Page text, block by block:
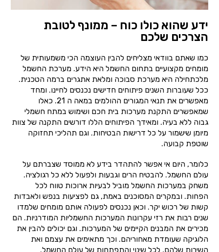
ידע שהוא כולו כוח – ממונף לטובת
הצרכים שלכם
כמו שאתם בוודאי מצליחים להבין העוצמה הכי משמעותית של
מומחים מקצועיים בתחום החשמל היא הידע. מערכת החשמל
מלכתחילה היא מערכת סבוכה ומלאת אתגרים ברמה הטכנית.
ככל שעוברות השנים פיתוחים חדישים נכנסים לחיינו. ומחד
מאפשרים את תנאי המגורים ההולמים במאה ה 21. כאלו
שמאפשרים התקנת מערכות בית חכם ושימוש במתח חשמלי
גבוה ללא בעיה. ומאידך הפיתוחים הללו דורשים התקנה של צוות
מיומן שישמור על כל דרישות הבטיחות. וגם תהליכי תחזוקה
שוטפת קבועה.
כלומר, היום אי אפשר להתהדר בידע לא ממוסד שצברתם על
עולם החשמל. להבטיח הרים וגבעות ולפעול ללא כל רגולציה.
משחק במערכות החשמל מוביל לבעיות ארוכות טווח לכל
הפחות. ובמקרים המסוכנים באמת, גם לפציעות בנפש ולאבדות
קשות של רכוש יקר. וכאן נכנסים לפעולה אותם מומחים שלמדו
שנים רבות את רזי עקרונות המערכות החשמליות המודרניות. הם
מכירים את המבנים הקיימים של המערכות. וגם יכולים להבין את
הלוגיקה שעומדת מאחוריהם. וכך מתאימים את עצמם ואת
השירות שלהם, לכל שינוי והתפתחות של עולם החשמל.